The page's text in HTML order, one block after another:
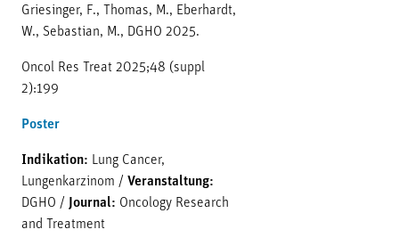
Griesinger, F., Thomas, M., Eberhardt,
W., Sebastian, M., DGHO 2025.
Oncol Res Treat 2025;48 (suppl
2):199
Poster
Indikation: Lung Cancer,
Lungenkarzinom / Veranstaltung:
DGHO / Journal: Oncology Research
and Treatment